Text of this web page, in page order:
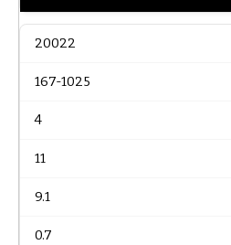
20022
167-1025
4
11
9.1
0.7